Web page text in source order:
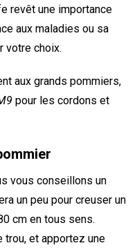
revêt une importance
aux maladies ou sa
votre choix.
aux grands pommiers,
pour les cordons et
vous conseillons un
un peu pour creuser un
cm en tous sens.
trou, et apportez une